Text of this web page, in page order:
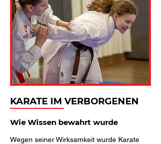
KARATE IM VERBORGENEN
Wegen seiner Wirksamkeit wurde Karate
Wie Wissen bewahrt wurde